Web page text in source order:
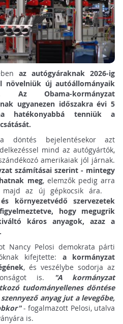
az autógyáraknak 2026-ig
növelniük új autóállományaik
Az Obama-kormányzat
ugyanezen időszakra évi 5
hatékonyabbá tenniük a
döntés bejelentésekor azt
mind az autógyártók,
amerikaiak jól járnak.
számításai szerint - mintegy
meg, elemzők pedig arra
majd az új gépkocsik ára.
környezetvédő szervezetek
hogy megugrik
káros anyagok, azaz a
Nancy Pelosi demokrata párti
kifejtette: a kormányzat
, és veszélybe sodorja az
is.
"A kormányzat
tudományellenes döntése
anyag jut a levegőbe,
- fogalmazott Pelosi, utalva
is.